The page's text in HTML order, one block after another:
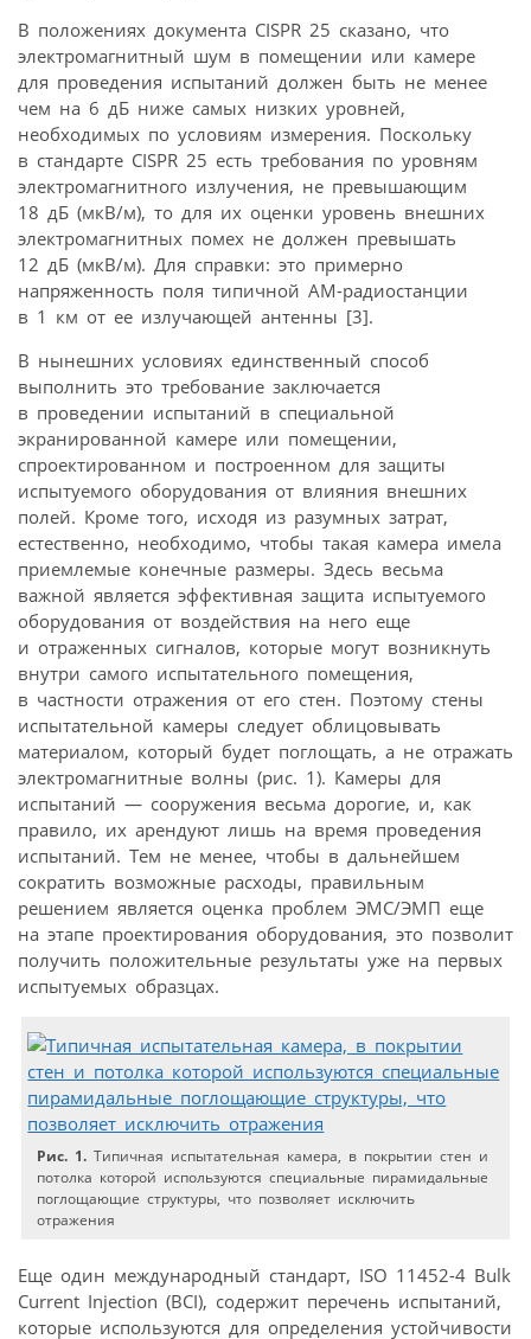
В положениях документа CISPR 25 сказано, что
электромагнитный шум в помещении или камере
для проведения испытаний должен быть не менее
чем на 6 дБ ниже самых низких уровней,
необходимых по условиям измерения. Поскольку
в стандарте CISPR 25 есть требования по уровням
электромагнитного излучения, не превышающим
18 дБ (мкВ/м), то для их оценки уровень внешних
электромагнитных помех не должен превышать
12 дБ (мкВ/м). Для справки: это примерно
напряженность поля типичной АМ-радиостанции
в 1 км от ее излучающей антенны [3].
В нынешних условиях единственный способ
выполнить это требование заключается
в проведении испытаний в специальной
экранированной камере или помещении,
спроектированном и построенном для защиты
испытуемого оборудования от влияния внешних
полей. Кроме того, исходя из разумных затрат,
естественно, необходимо, чтобы такая камера имела
приемлемые конечные размеры. Здесь весьма
важной является эффективная защита испытуемого
оборудования от воздействия на него еще
и отраженных сигналов, которые могут возникнуть
внутри самого испытательного помещения,
в частности отражения от его стен. Поэтому стены
испытательной камеры следует облицовывать
материалом, который будет поглощать, а не отражать
электромагнитные волны (рис. 1). Камеры для
испытаний — сооружения весьма дорогие, и, как
правило, их арендуют лишь на время проведения
испытаний. Тем не менее, чтобы в дальнейшем
сократить возможные расходы, правильным
решением является оценка проблем ЭМС/ЭМП еще
на этапе проектирования оборудования, это позволит
получить положительные результаты уже на первых
испытуемых образцах.
Рис. 1. Типичная испытательная камера, в покрытии стен и
потолка которой используются специальные пирамидальные
поглощающие структуры, что позволяет исключить
отражения
Еще один международный стандарт, ISO 11452-4 Bulk
Current Injection (BCI), содержит перечень испытаний,
которые используются для определения устойчивости